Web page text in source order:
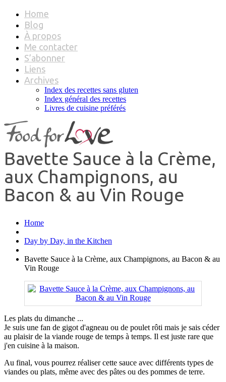
Home
Blog
À propos
Me contacter
S’abonner
Liens
Archives
Index des recettes sans gluten
Index général des recettes
Livres de cuisine préférés
Bavette Sauce à la Crème,
aux Champignons, au
Bacon & au Vin Rouge
Home
Day by Day, in the Kitchen
Bavette Sauce à la Crème, aux Champignons, au Bacon & au
Vin Rouge
Les plats du dimanche ...
Je suis une fan de gigot d'agneau ou de poulet rôti mais je sais céder
au plaisir de la viande rouge de temps à temps. Il est juste rare que
j'en cuisine à la maison.
Au final, vous pourrez réaliser cette sauce avec différents types de
viandes ou plats, même avec des pâtes ou des pommes de terre.